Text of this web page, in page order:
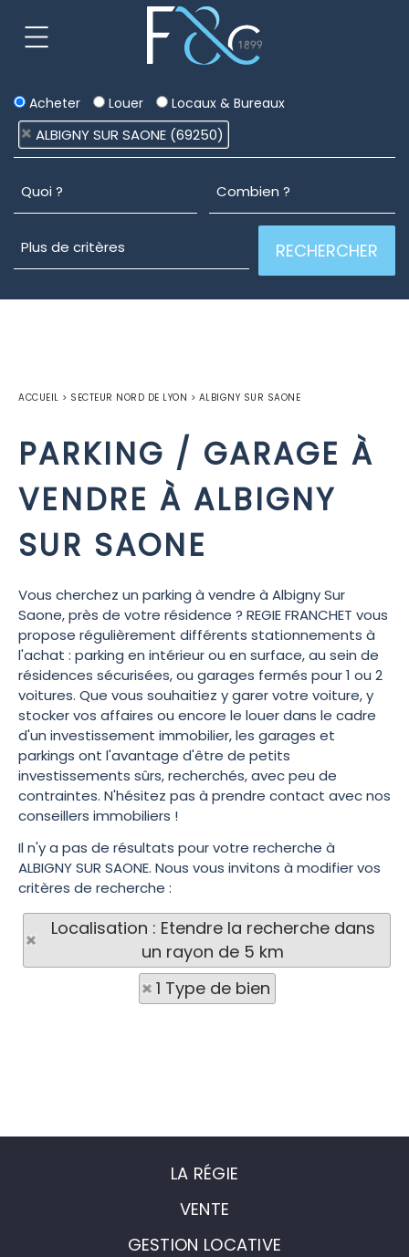
Acheter Louer Locaux & Bureaux
ALBIGNY SUR SAONE (69250)
ACCUEIL > SECTEUR NORD DE LYON > ALBIGNY SUR SAONE
PARKING / GARAGE À
VENDRE À ALBIGNY
SUR SAONE
Vous cherchez un parking à vendre à Albigny Sur
Saone, près de votre résidence ? REGIE FRANCHET vous
propose régulièrement différents stationnements à
l'achat : parking en intérieur ou en surface, au sein de
résidences sécurisées, ou garages fermés pour 1 ou 2
voitures. Que vous souhaitiez y garer votre voiture, y
stocker vos affaires ou encore le louer dans le cadre
d'un investissement immobilier, les garages et
parkings ont l'avantage d'être de petits
investissements sûrs, recherchés, avec peu de
contraintes. N'hésitez pas à prendre contact avec nos
conseillers immobiliers !
Il n'y a pas de résultats pour votre recherche à
ALBIGNY SUR SAONE. Nous vous invitons à modifier vos
critères de recherche :
Localisation : Etendre la recherche dans
un rayon de 5 km
1 Type de bien
LA RÉGIE
VENTE
GESTION LOCATIVE